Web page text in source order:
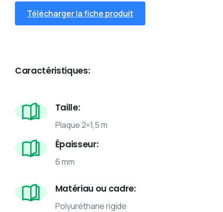
Télécharger la fiche produit
Caractéristiques:
Taille:
Plaque 2×1,5 m
Épaisseur:
6 mm
Matériau ou cadre:
Polyuréthane rigide